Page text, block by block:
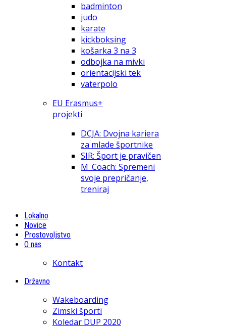
badminton
judo
karate
kickboksing
košarka 3 na 3
odbojka na mivki
orientacijski tek
vaterpolo
EU Erasmus+
projekti
DCJA: Dvojna kariera
za mlade športnike
SIR: Šport je pravičen
M_Coach: Spremeni
svoje prepričanje,
treniraj
Lokalno
Novice
Prostovoljstvo
O nas
Kontakt
Državno
Wakeboarding
Zimski športi
Koledar DUP 2020